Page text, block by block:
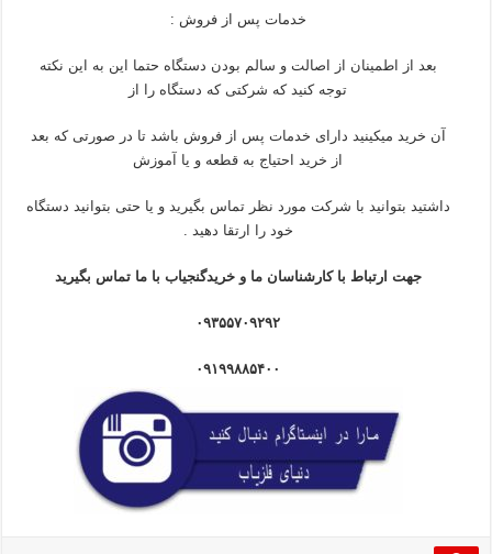
خدمات پس از فروش :
بعد از اطمینان از اصالت و سالم بودن دستگاه حتما این به این نکته
توجه کنید که شرکتی که دستگاه را از
آن خرید میکینید دارای خدمات پس از فروش باشد تا در صورتی که بعد
از خرید احتیاج به قطعه و یا آموزش
داشتید بتوانید با شرکت مورد نظر تماس بگیرید و یا حتی بتوانید دستگاه
خود را ارتقا دهید .
جهت ارتباط با کارشناسان ما و خریدگنجیاب با ما تماس بگیرید
۰۹۳۵۵۷۰۹۲۹۲
۰۹۱۹۹۸۸۵۴۰۰